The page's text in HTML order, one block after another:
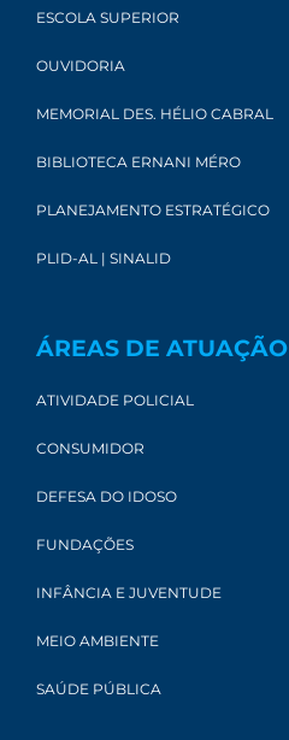
ESCOLA SUPERIOR
OUVIDORIA
MEMORIAL DES. HÉLIO CABRAL
BIBLIOTECA ERNANI MÉRO
PLANEJAMENTO ESTRATÉGICO
PLID-AL | SINALID
ÁREAS DE ATUAÇÃO
ATIVIDADE POLICIAL
CONSUMIDOR
DEFESA DO IDOSO
FUNDAÇÕES
INFÂNCIA E JUVENTUDE
MEIO AMBIENTE
SAÚDE PÚBLICA